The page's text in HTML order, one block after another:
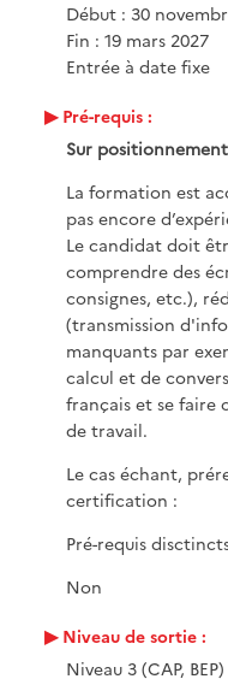
Début : 30
Fin : 19 mars 2027
Entrée à date fixe
Pré-requis :
Sur positionnement
La formation est
pas encore
Le candidat doit
comprendre des
consignes, etc.),
(transmission
manquants par
calcul et de
français et se faire
de travail.
Le cas échant,
certification :
Pré-requis
Non
Niveau de sortie :
Niveau 3 (CAP, BEP)